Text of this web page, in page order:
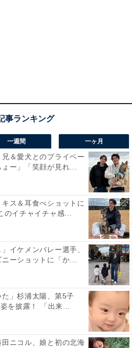
一週間 一ヶ月
＆愛犬とのプライベー
ょー」「笑顔が見れ...
ス＆耳食べショットに
のイチャイチャ感...
イケメンバレー選手、
ーショットに「か...
た」杉浦太陽、第5子
を披露！ 「出来...
田ニコル、娘と初の北海